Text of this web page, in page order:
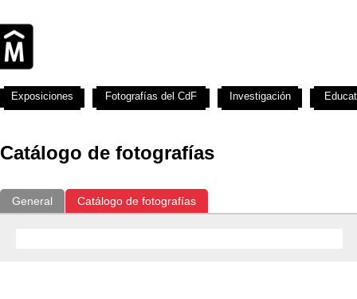
Catálogo de fotografías
General Catálogo de fotografías
Exposiciones Fotografías del CdF Investigación